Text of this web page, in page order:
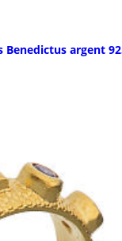
Benedictus argent